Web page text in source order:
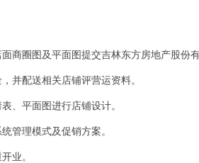
商圈图及平面图提交吉林东方房地产股份有
并配送相关店铺评营运资料。
、平面图进行店铺设计。
管理模式及促销方案。
业。